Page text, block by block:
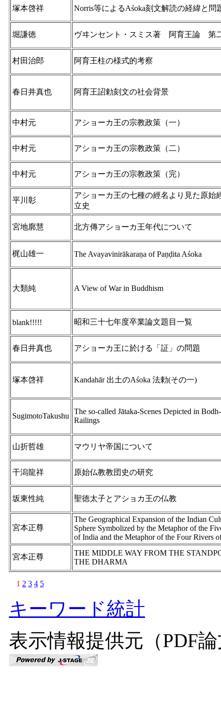
塚本啓祥 Norris等によるAśoka刻文解読の経緯と問
堀謙徳 ヴヰンセント・スミス著 阿育王論 第
村田治郎 阿育王柱の様式的考察
春日井真也 阿育王詔勅刻文の社会背景
中村元 アショーカ王の宗教政策（一）
中村元 アショーカ王の宗教政策（二）
中村元 アショーカ王の宗教政策（完）
平川彰
アショーカ王の七種の經名より見た原始
立史
宮地廓慧 北方傳アショーカ王年代について
梶山雄一 The Avayavinirākaraṇa of Paṇḍita Aśoka
大類純 A View of War in Buddhism
blank!!!!! 昭和三十七年度卒業論文題目一覧
春日井真也 アショーカ王に於ける「証」の問題
塚本啓祥 Kandahār 出土のAśoka 法勅(その一)
SugimotoTakushu
The so-called Jātaka-Scenes Depicted in
Railings
山折哲雄 マウリヤ帝国について
干潟龍祥 原始仏教教団史の研究
坂東性純 聖徳太子とアショカ王の仏教
宮本正尊
The Geographical Expansion of the Indian
Sphere Symbolized by the Metaphor of the
of India and the Metaphor of the Four Rivers
宮本正尊
THE MIDDLE WAY FROM THE
THE DHARMA
1 2 3 4 5
キーワード統計
表示情報提供元（PDF